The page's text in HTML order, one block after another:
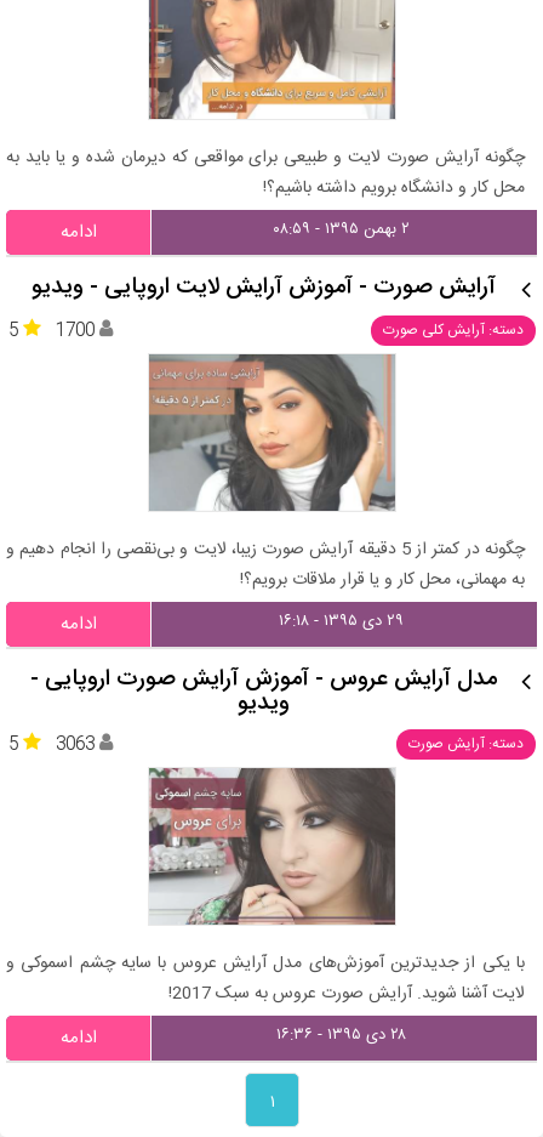
چگونه آرایش صورت لایت و طبیعی برای مواقعی که دیرمان شده و یا باید به
محل کار و دانشگاه برویم داشته باشیم؟!
۲ بهمن ۱۳۹۵ - ۰۸:۵۹ ادامه
آرایش صورت - آموزش آرایش لایت اروپایی - ویدیو
دسته: آرایش کلی صورت 5 1700
چگونه در کمتر از 5 دقیقه آرایش صورت زیبا، لایت و بی‌نقصی را انجام دهیم و
به مهمانی، محل کار و یا قرار ملاقات برویم؟!
۲۹ دی ۱۳۹۵ - ۱۶:۱۸ ادامه
مدل آرایش عروس - آموزش آرایش صورت اروپایی -
ویدیو
دسته: آرایش صورت 5 3063
با یکی از جدیدترین آموزش‌های مدل آرایش عروس با سایه چشم اسموکی و
لایت آشنا شوید. آرایش صورت عروس به سبک 2017!
۲۸ دی ۱۳۹۵ - ۱۶:۳۶ ادامه
۱